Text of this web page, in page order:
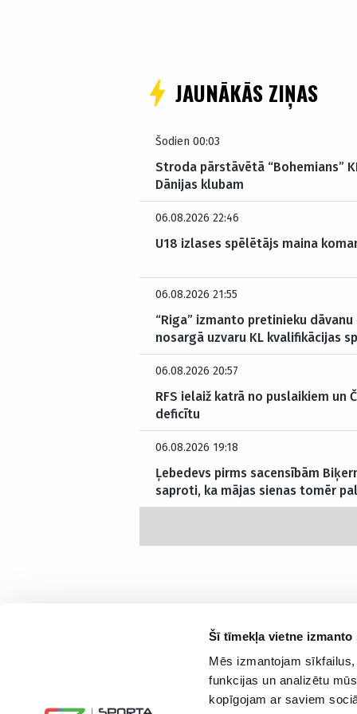
Šī tīmekļa vietne izmanto
Mēs izmantojam
funkcijas un analizētu
kopīgojam ar saviem
JAUNĀKĀS ZIŅAS
Šodien 00:03
Stroda pārstāvētā “Bohemians”
Dānijas klubam
06.08.2026 22:46
U18 izlases spēlētājs maina
06.08.2026 21:55
“Riga” izmanto pretinieku
nosargā uzvaru KL kvalifikācijas
06.08.2026 20:57
RFS ielaiž katrā no puslaikiem un
deficītu
06.08.2026 19:18
Ļebedevs pirms sacensībām
saproti, ka mājas sienas tomēr
Interesanti un saprotami par sportu